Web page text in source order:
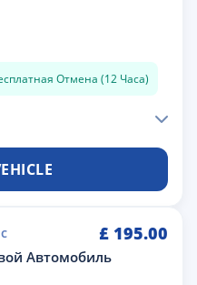
Отмена (12 Часа)
£ 195.00
Автомобиль